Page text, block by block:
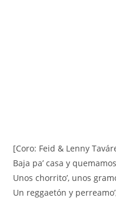
[Coro: Feid & Lenny
Baja pa’ casa y
Unos chorrito’, unos
Un reggaetón y